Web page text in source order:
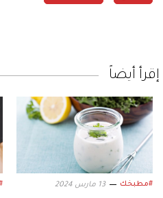
إقرأ أيضاً
#مطبخك 13 مارس 2024